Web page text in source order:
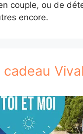
couple, ou de
encore.